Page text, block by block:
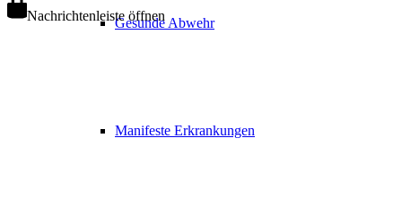
Gesunde Abwehr
Manifeste Erkrankungen
Nachrichtenleiste öffnen